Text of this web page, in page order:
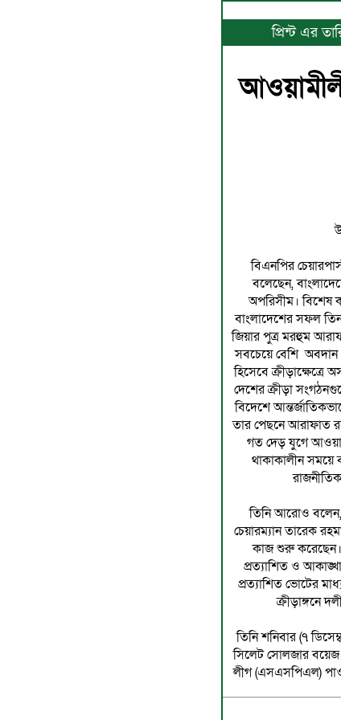
প্রিন্ট এর
বিএনপির
বলেছেন,
অপরিসীম। বিশেষ
বাংলাদেশের সফল তিন
জিয়ার পুত্র মরহুম
সবচেয়ে বেশি অবদান
হিসেবে
দেশের ক্রীড়া
বিদেশে
তার পেছনে আরাফাত
গত দেড় যুগে
থাকাকালীন সময়ে
তিনি আরোও বলেন,
চেয়ারম্যান তারেক
কাজ শুরু
প্রত্যাশিত ও
প্রত্যাশিত ভোটের
ক্রীড়াঙ্গনে
তিনি শনিবার (৭
সিলেট সোলজার বয়েজ
লীগ (এসএসপিএল)